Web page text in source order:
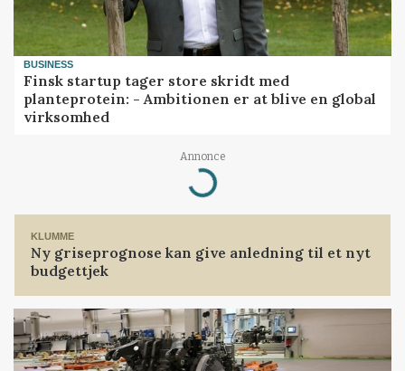
BUSINESS
Finsk startup tager store skridt med
planteprotein: - Ambitionen er at blive en global
virksomhed
Annonce
Loading...
KLUMME
Ny griseprognose kan give anledning til et nyt
budgettjek